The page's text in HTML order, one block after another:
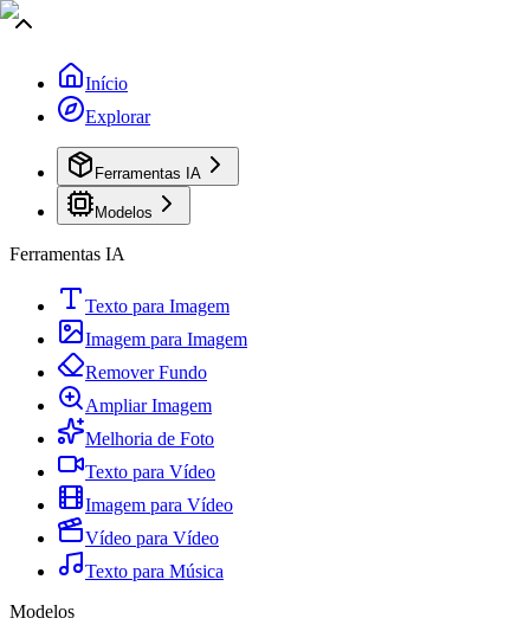
Início
Explorar
Ferramentas IA
Modelos
Ferramentas IA
Texto para Imagem
Imagem para Imagem
Remover Fundo
Ampliar Imagem
Melhoria de Foto
Texto para Vídeo
Imagem para Vídeo
Vídeo para Vídeo
Texto para Música
Modelos